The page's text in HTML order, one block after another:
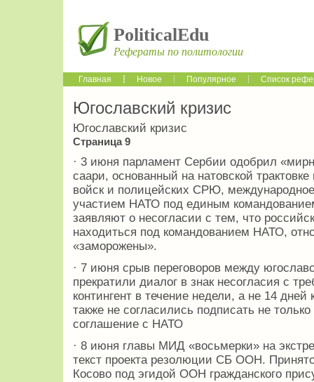
PoliticalEdu
Рефераты по политологии
Главная Новое Популярное Список
Югославский кризис
Югославский кризис
Страница 9
· 3 июня парламент Сербии одобрил
саари, основанный на натовской
войск и полицейских СРЮ,
участием НАТО под единым
заявляют о несогласии с тем, что
находиться под командованием НАТО,
«заморожены».
· 7 июня срыв переговоров между
прекратили диалог в знак несогласия с
контингент в течение недели, а не 14
также не согласились подписать не
соглашение с НАТО
· 8 июня главы МИД «восьмерки» на
текст проекта резолюции СБ ООН.
Косово под эгидой ООН гражданского